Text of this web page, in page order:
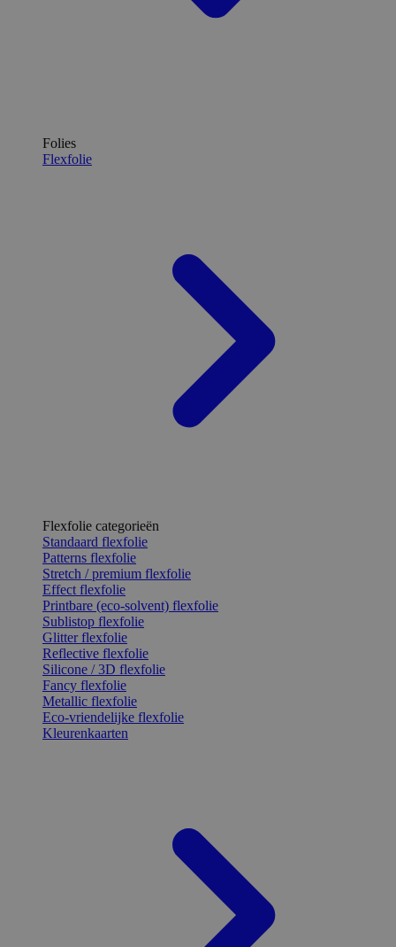
Folies
Flexfolie
Flexfolie categorieën
Standaard flexfolie
Patterns flexfolie
Stretch / premium flexfolie
Effect flexfolie
Printbare (eco-solvent) flexfolie
Sublistop flexfolie
Glitter flexfolie
Reflective flexfolie
Silicone / 3D flexfolie
Fancy flexfolie
Metallic flexfolie
Eco-vriendelijke flexfolie
Kleurenkaarten